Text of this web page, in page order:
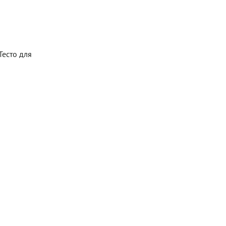
для